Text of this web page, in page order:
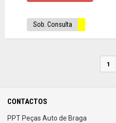
Sob. Consulta
1
CONTACTOS
PPT Peças Auto de Braga